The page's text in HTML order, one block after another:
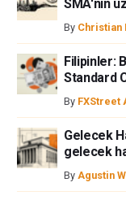
SMA'nın
By Christian
Filipinler:
Standard
By FXStreet
Gelecek
gelecek
By Agustin